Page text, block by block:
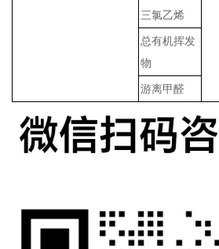
三氯乙烯
总有机挥发
物
游离甲醛